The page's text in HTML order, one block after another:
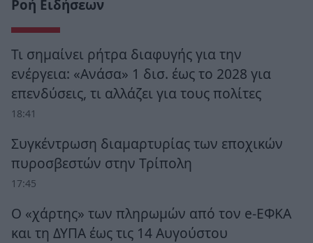
Ροή Ειδήσεων
Τι σημαίνει ρήτρα διαφυγής για την
ενέργεια: «Ανάσα» 1 δισ. έως το 2028 για
επενδύσεις, τι αλλάζει για τους πολίτες
18:41
Συγκέντρωση διαμαρτυρίας των εποχικών
πυροσβεστών στην Τρίπολη
17:45
Ο «χάρτης» των πληρωμών από τον e-ΕΦΚΑ
και τη ΔΥΠΑ έως τις 14 Αυγούστου